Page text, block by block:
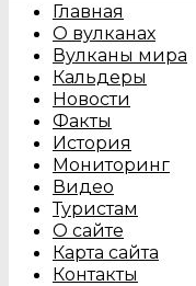
Главная
О вулканах
Вулканы мира
Кальдеры
Новости
Факты
История
Мониторинг
Видео
Туристам
О сайте
Карта сайта
Контакты